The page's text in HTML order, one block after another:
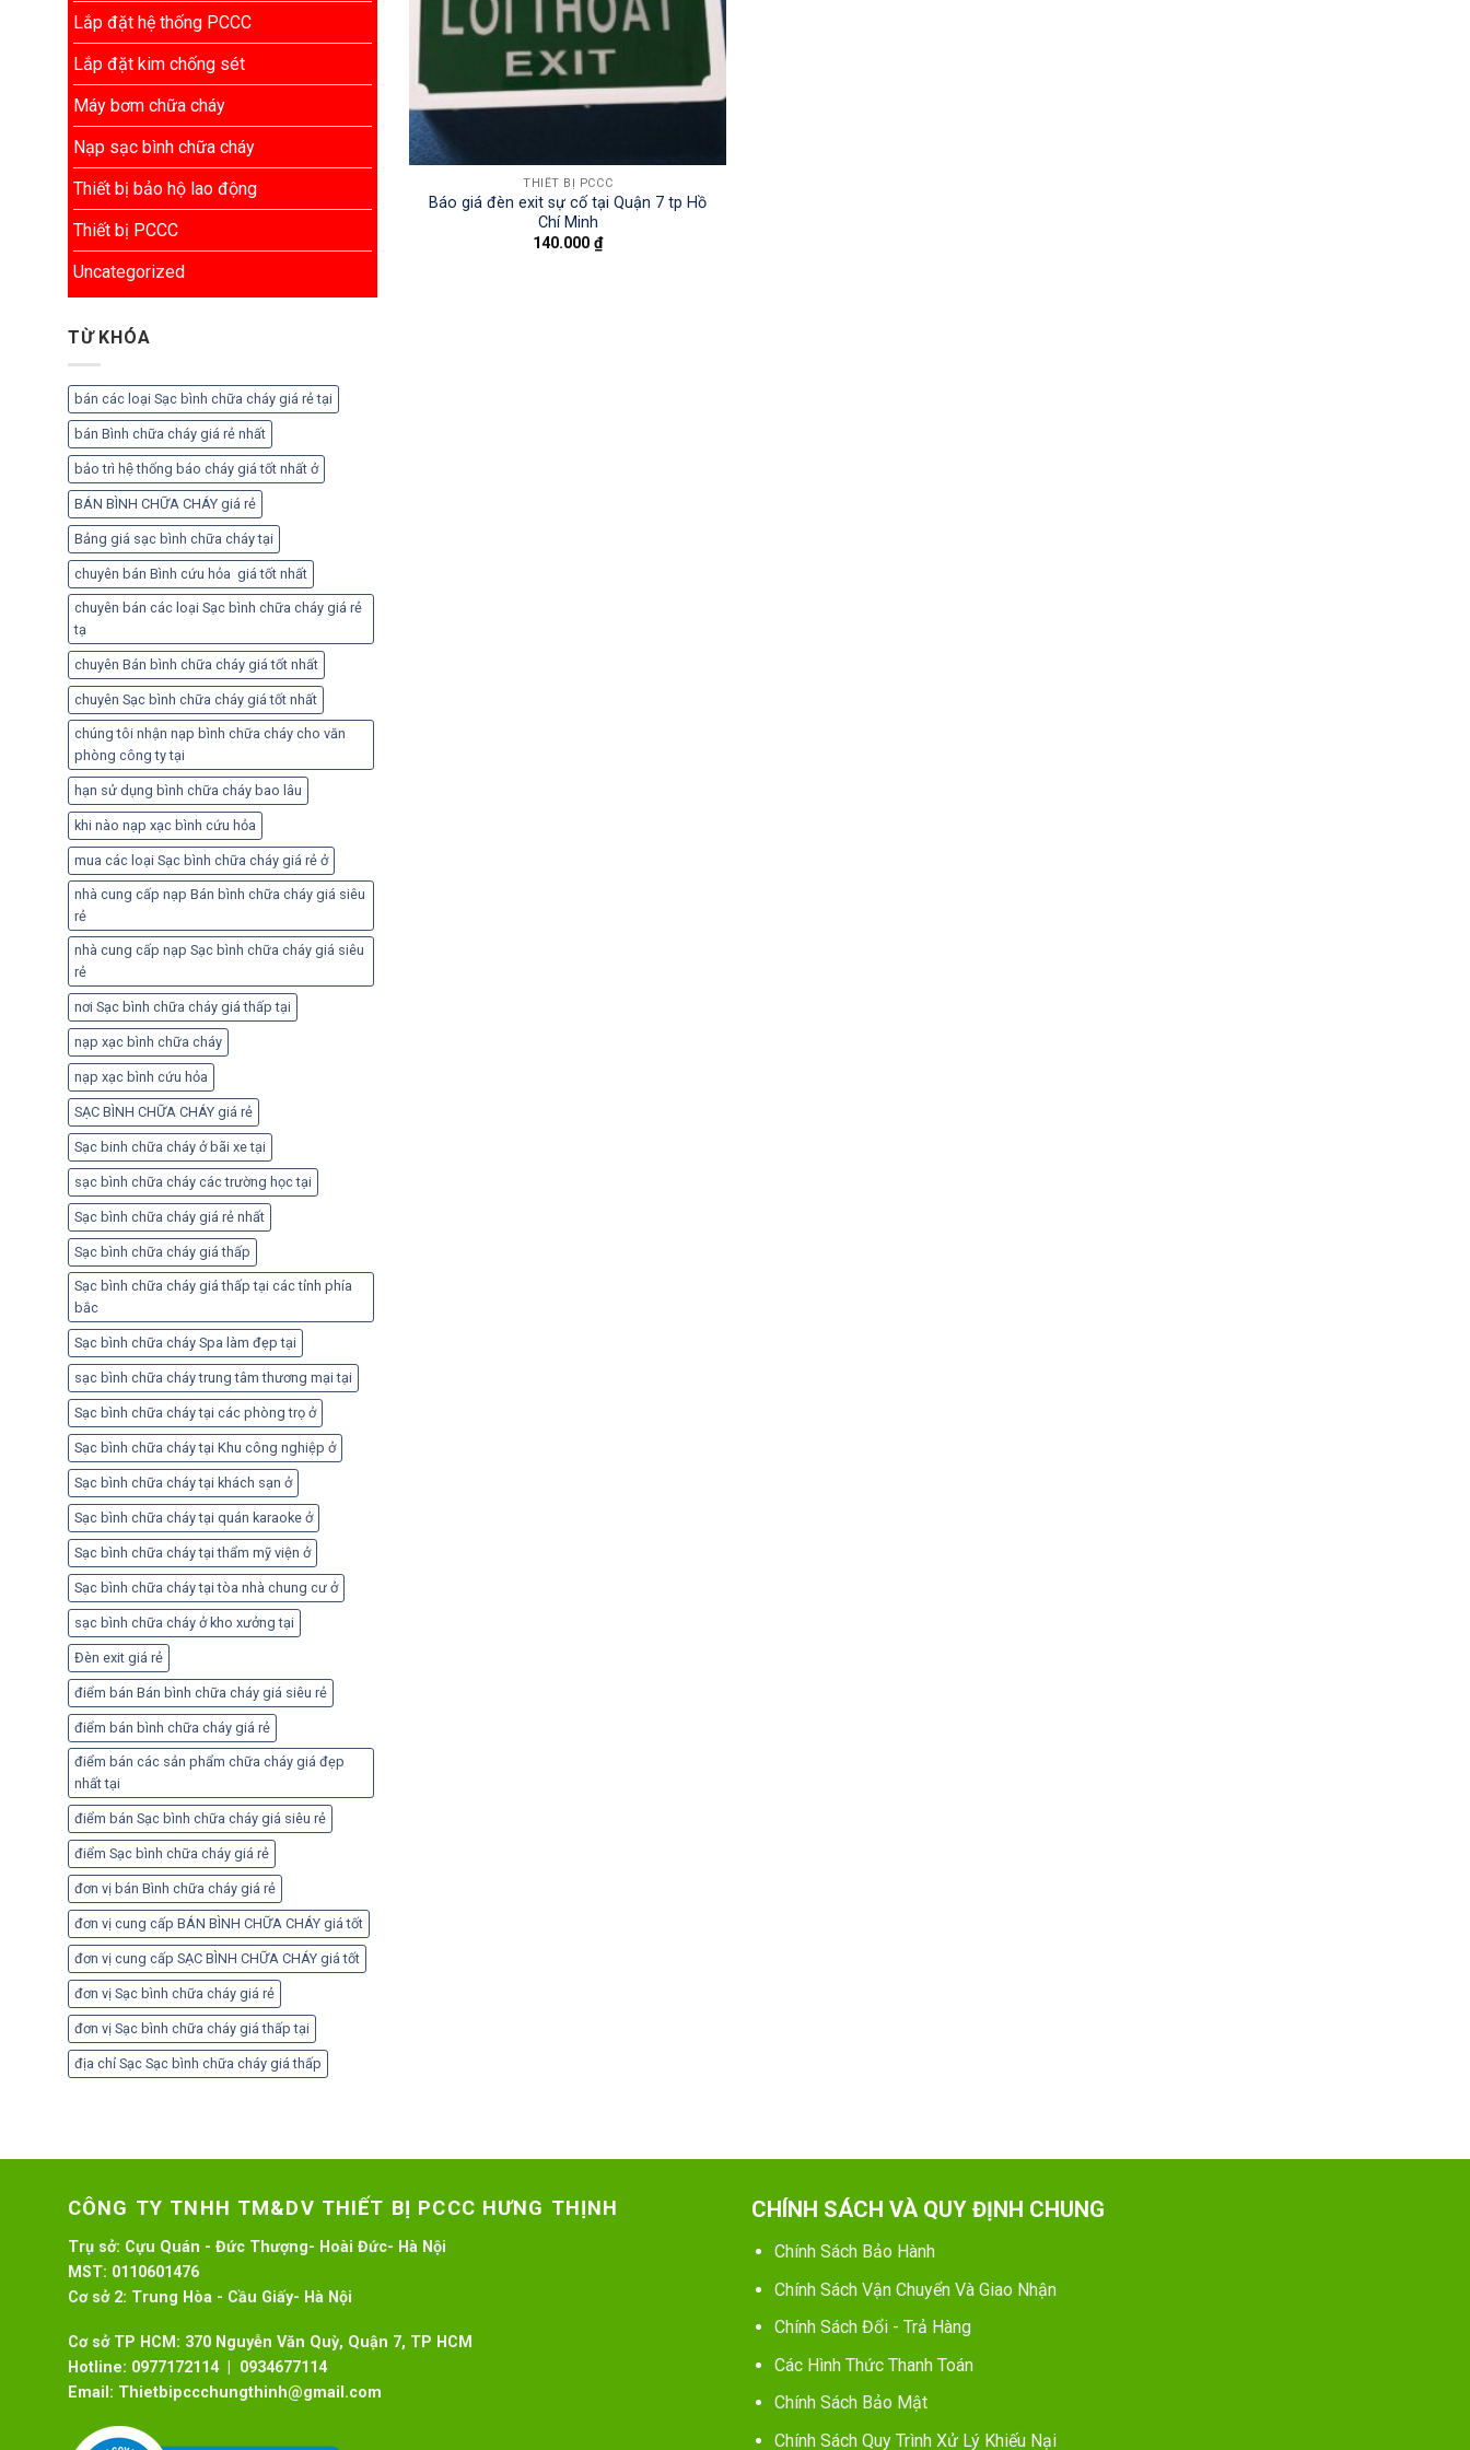
Lắp đặt hệ thống PCCC
Lắp đặt kim chống sét
Máy bơm chữa cháy
Nạp sạc bình chữa cháy
Thiết bị bảo hộ lao động
Thiết bị PCCC
Uncategorized
TỪ KHÓA
bán các loại Sạc bình chữa cháy giá rẻ tại
bán Bình chữa cháy giá rẻ nhất
bảo trì hệ thống báo cháy giá tốt nhất ở
BÁN BÌNH CHỮA CHÁY giá rẻ
Bảng giá sạc bình chữa cháy tại
chuyên bán Bình cứu hỏa giá tốt nhất
chuyên bán các loại Sạc bình chữa cháy giá rẻ
tạ
chuyên Bán bình chữa cháy giá tốt nhất
chuyên Sạc bình chữa cháy giá tốt nhất
chúng tôi nhận nạp bình chữa cháy cho văn
phòng công ty tại
hạn sử dụng bình chữa cháy bao lâu
khi nào nạp xạc bình cứu hỏa
mua các loại Sạc bình chữa cháy giá rẻ ở
nhà cung cấp nạp Bán bình chữa cháy giá siêu
rẻ
nhà cung cấp nạp Sạc bình chữa cháy giá siêu
rẻ
nơi Sạc bình chữa cháy giá thấp tại
nạp xạc bình chữa cháy
nạp xạc bình cứu hỏa
SẠC BÌNH CHỮA CHÁY giá rẻ
Sạc binh chữa cháy ở bãi xe tại
sạc bình chữa cháy các trường học tại
Sạc bình chữa cháy giá rẻ nhất
Sạc bình chữa cháy giá thấp
Sạc bình chữa cháy giá thấp tại các tỉnh phía
bắc
Sạc bình chữa cháy Spa làm đẹp tại
sạc bình chữa cháy trung tâm thương mại tại
Sạc bình chữa cháy tại các phòng trọ ở
Sạc bình chữa cháy tại Khu công nghiệp ở
Sạc bình chữa cháy tại khách sạn ở
Sạc bình chữa cháy tại quán karaoke ở
Sạc bình chữa cháy tại thẩm mỹ viện ở
Sạc bình chữa cháy tại tòa nhà chung cư ở
sạc bình chữa cháy ở kho xưởng tại
Đèn exit giá rẻ
điểm bán Bán bình chữa cháy giá siêu rẻ
điểm bán bình chữa cháy giá rẻ
điểm bán các sản phẩm chữa cháy giá đẹp
nhất tại
điểm bán Sạc bình chữa cháy giá siêu rẻ
điểm Sạc bình chữa cháy giá rẻ
đơn vị bán Bình chữa cháy giá rẻ
đơn vị cung cấp BÁN BÌNH CHỮA CHÁY giá tốt
đơn vị cung cấp SẠC BÌNH CHỮA CHÁY giá tốt
đơn vị Sạc bình chữa cháy giá rẻ
đơn vị Sạc bình chữa cháy giá thấp tại
địa chỉ Sạc Sạc bình chữa cháy giá thấp
THIẾT BỊ PCCC
Báo giá đèn exit sự cố tại Quận 7 tp Hồ
Chí Minh
140.000₫
CÔNG TY TNHH TM&DV THIẾT BỊ PCCC HƯNG THỊNH
Trụ sở: Cựu Quán - Đức Thượng- Hoài Đức- Hà Nội
MST: 0110601476
Cơ sở 2: Trung Hòa - Cầu Giấy- Hà Nội
Cơ sở TP HCM: 370 Nguyễn Văn Quỳ, Quận 7, TP HCM
Hotline: 0977172114 | 0934677114
Email: Thietbipccchungthinh@gmail.com
CHÍNH SÁCH VÀ QUY ĐỊNH CHUNG
Chính Sách Bảo Hành
Chính Sách Vận Chuyển Và Giao Nhận
Chính Sách Đổi - Trả Hàng
Các Hình Thức Thanh Toán
Chính Sách Bảo Mật
Chính Sách Quy Trình Xử Lý Khiếu Nại